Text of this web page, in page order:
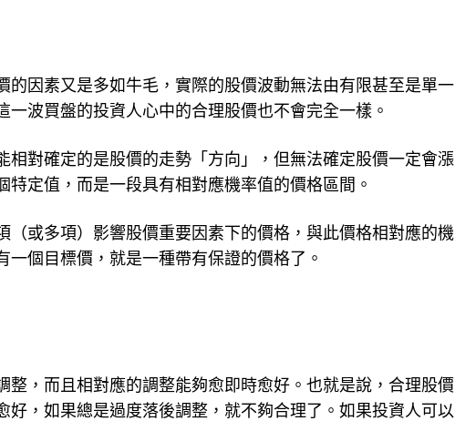
的因素又是多如牛毛，實際的股價波動無法由有限甚至是單一
波買盤的投資人心中的合理股價也不會完全一樣。
相對確定的是股價的走勢「方向」，但無法確定股價一定會漲
定值，而是一段具有相對應機率值的價格區間。
或多項）影響股價重要因素下的價格，與此價格相對應的機
個目標價，就是一種帶有保證的價格了。
，而且相對應的調整能夠愈即時愈好。也就是說，合理股價
，如果總是過度落後調整，就不夠合理了。如果投資人可以